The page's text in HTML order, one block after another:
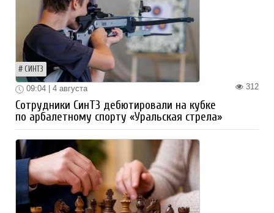
СИНТЗ
312
09:04 | 4 августа
Сотрудники СинТЗ дебютировали на кубке
по арбалетному спорту «Уральская стрела»